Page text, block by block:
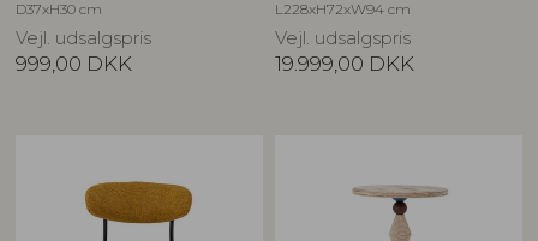
D37xH30 cm
Vejl. udsalgspris
999,00 DKK
L228xH72xW94 cm
Vejl. udsalgspris
19.999,00 DKK